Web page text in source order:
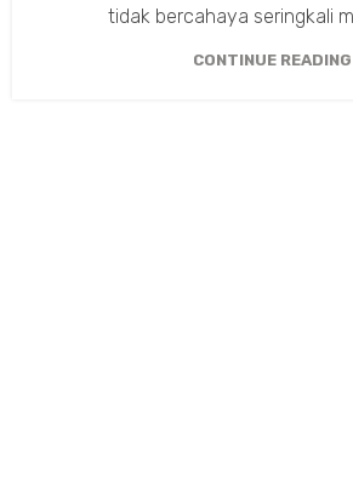
tidak bercahaya seringkali
CONTINUE READING